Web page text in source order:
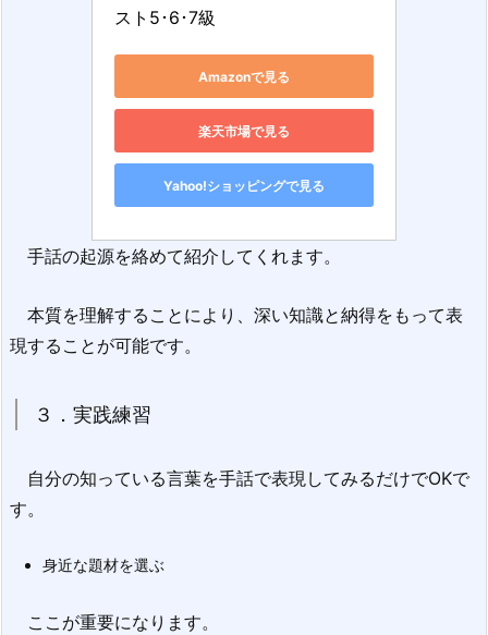
スト5･6･7級
Amazonで見る
楽天市場で見る
Yahoo!ショッピングで見る
手話の起源を絡めて紹介してくれます。
本質を理解することにより、深い知識と納得をもって表
現することが可能です。
３．実践練習
自分の知っている言葉を手話で表現してみるだけでOKで
す。
身近な題材を選ぶ
ここが重要になります。